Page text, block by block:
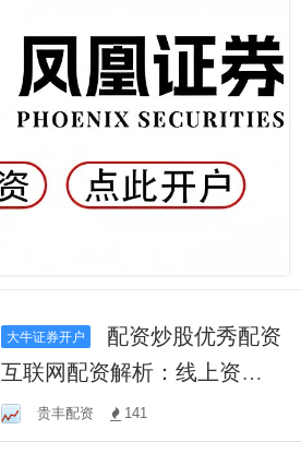
大牛证券开户
互联网配资解析：线上资金
匹配助力投资者放大交易能
力
贵丰配资 141